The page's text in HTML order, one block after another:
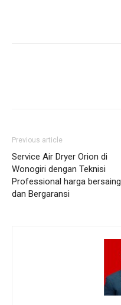
Previous article
Service Air Dryer Orion di
Wonogiri dengan Teknisi
Professional harga bersaing
dan Bergaransi